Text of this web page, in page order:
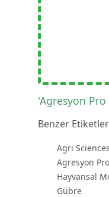
'Agresyon
Benzer Etiketler
Agri Sciences
Agresyon Pro
Hayvansal
Gübre